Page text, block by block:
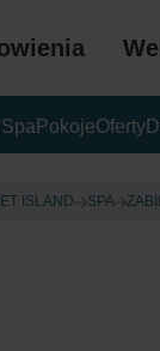
Spa PokojeOferty
ISLAND SPA